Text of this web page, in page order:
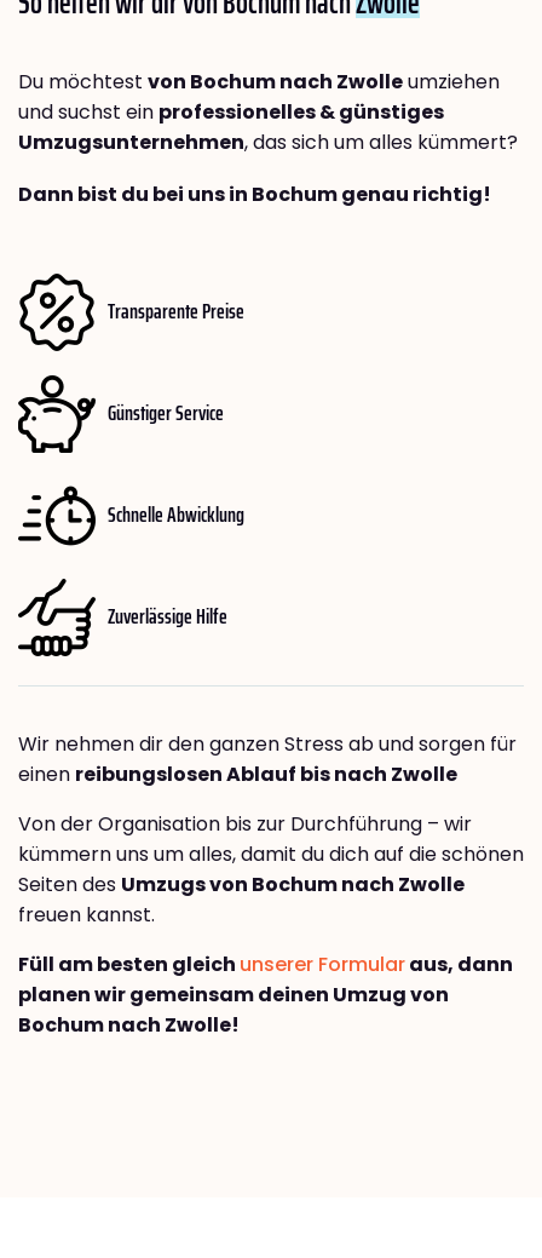
Du möchtest von Bochum nach Zwolleumziehen
und suchst ein professionelles & günstiges
Umzugsunternehmen, das sich um alles kümmert?
Dann bist du bei uns in Bochum genau richtig!
Transparente Preise
Günstiger Service
Schnelle Abwicklung
Zuverlässige Hilfe
Wir nehmen dir den ganzen Stress ab und sorgen für
einen reibungslosen Ablauf bis nach Zwolle
Von der Organisation bis zur Durchführung – wir
kümmern uns um alles, damit du dich auf die schönen
Seiten des Umzugs von Bochum nach Zwolle
freuen kannst.
Füll am besten gleich unserer Formularaus, dann
planen wir gemeinsam deinen Umzug von
Bochum nach Zwolle!